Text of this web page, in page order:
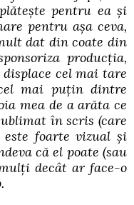
pentru ea și
pentru așa ceva,
dat din coate din
producția,
cel mai tare
mai puțin dintre
mea de a arăta ce
în scris (care
foarte vizual și
că el poate (sau
decât ar face-o